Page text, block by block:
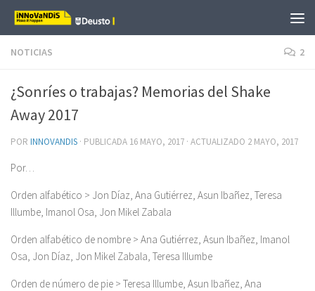
Saltar al contenido
NOTICIAS 2
¿Sonríes o trabajas? Memorias del Shake
Away 2017
POR INNOVANDIS · PUBLICADA 16 MAYO, 2017 · ACTUALIZADO 2 MAYO, 2017
Por…
Orden alfabético > Jon Díaz, Ana Gutiérrez, Asun Ibañez, Teresa
Illumbe, Imanol Osa, Jon Mikel Zabala
Orden alfabético de nombre > Ana Gutiérrez, Asun Ibañez, Imanol
Osa, Jon Díaz, Jon Mikel Zabala, Teresa Illumbe
Orden de número de pie > Teresa Illumbe, Asun Ibañez, Ana